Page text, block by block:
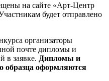
на сайте «Арт-Центр
будет отправлено
организаторы
почте дипломы и
в заявке. Дипломы и
образца оформляются